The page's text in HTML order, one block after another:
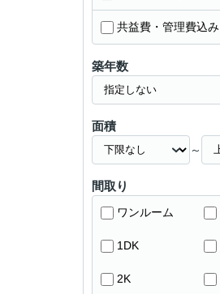
共益費・管理費込み
築年数
面積
～
間取り
ワンルーム
1DK
2K